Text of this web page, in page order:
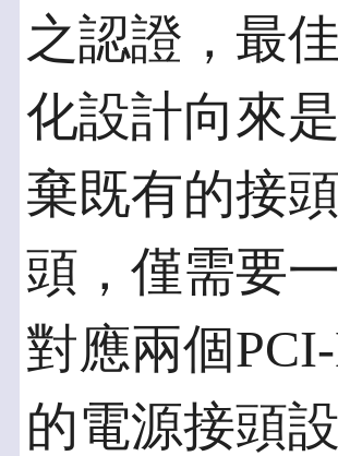
之認證，最
化設計向來
棄既有的接
頭，僅需要
對應兩個
的電源接頭